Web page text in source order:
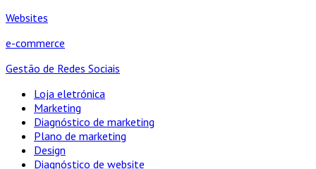
Websites
e-commerce
Gestão de Redes Sociais
Loja eletrónica
Marketing
Diagnóstico de marketing
Plano de marketing
Design
Diagnóstico de website